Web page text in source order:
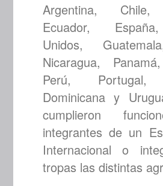
Argentina, Chile,
Ecuador,
Unidos,
Nicaragua,
Perú, Portugal,
Dominicana y
cumplieron
integrantes de un
Internacional o
tropas las distintas